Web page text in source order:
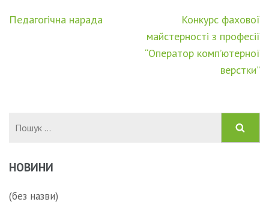
Навігація
Педагогічна нарада
Конкурс фахової
майстерності з професії
“Оператор комп’ютерної
верстки”
НОВИНИ
(без назви)